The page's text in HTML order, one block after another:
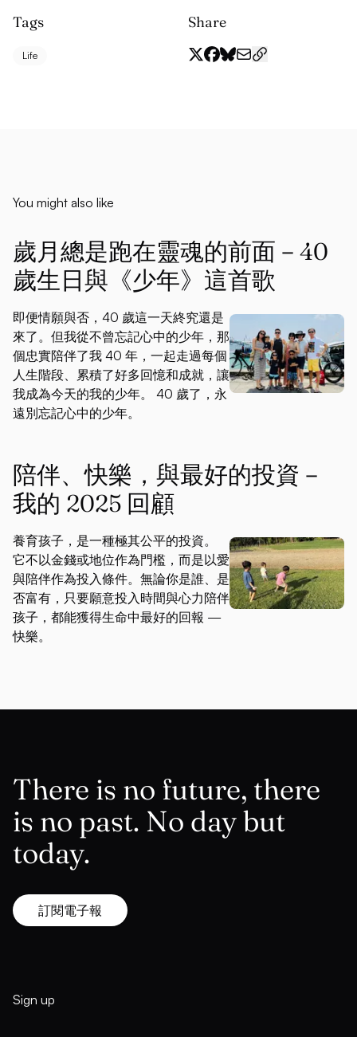
Tags
Life
Share
You might also like
歲月總是跑在靈魂的前面－40
歲生日與《少年》這首歌
即便情願與否，40 歲這一天終究還是
來了。但我從不曾忘記心中的少年，那
個忠實陪伴了我 40 年，一起走過每個
人生階段、累積了好多回憶和成就，讓
我成為今天的我的少年。 40 歲了，永
遠別忘記心中的少年。
陪伴、快樂，與最好的投資－
我的 2025 回顧
養育孩子，是一種極其公平的投資。
它不以金錢或地位作為門檻，而是以愛
與陪伴作為投入條件。無論你是誰、是
否富有，只要願意投入時間與心力陪伴
孩子，都能獲得生命中最好的回報 —
快樂。
There is no future, there
is no past. No day but
today.
訂閱電子報
Sign up